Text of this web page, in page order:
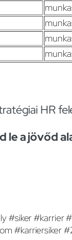
HR
le a jövőd
#siker #karrier
#karriersiker